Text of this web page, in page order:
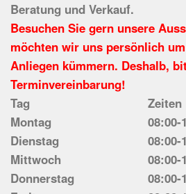
Beratung und Verkauf.
Besuchen Sie gern unsere
möchten wir uns persönlich
Anliegen kümmern. Deshalb,
Terminvereinbarung!
Tag
Zeiten
Montag
08:00-
Dienstag
08:00-
Mittwoch
08:00-
Donnerstag
08:00-